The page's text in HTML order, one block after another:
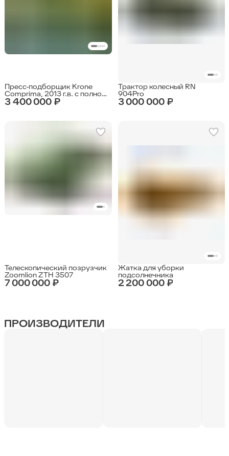
3 400 000 ₽
Пресс-подборщик Krone
Comprima, 2013 г.в. с полной
предпродажной
подготовкой
3 000 000 ₽
Трактор колесный RN
904Pro
7 000 000 ₽
Телескопический позрузчик
Zoomlion ZTH 3507
2 200 000 ₽
Жатка для уборки
подсолнечника
ПРОИЗВОДИТЕЛИ